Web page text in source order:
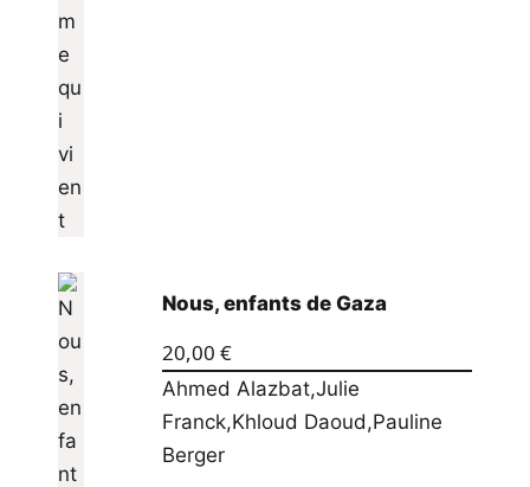
Nous, enfants de Gaza
20,00 €
Ahmed Alazbat,Julie
Franck,Khloud Daoud,Pauline
Berger